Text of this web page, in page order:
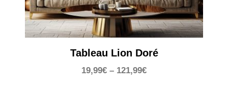
Tableau Lion Doré
19,99€ – 121,99€